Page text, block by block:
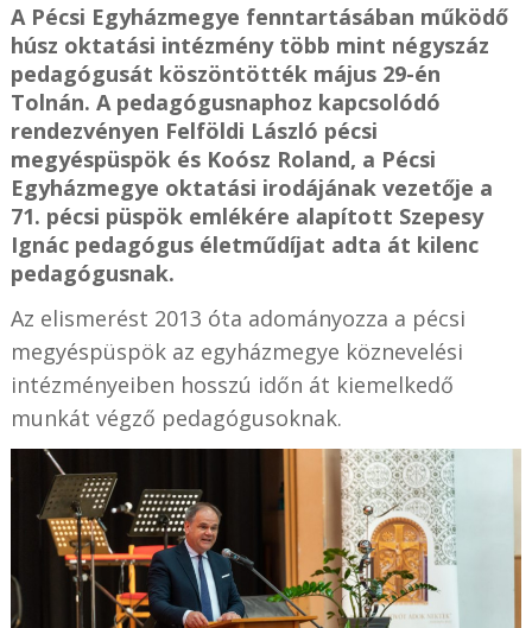
A Pécsi Egyházmegye fenntartásában működő
húsz oktatási intézmény több mint négyszáz
pedagógusát köszöntötték május 29-én
Tolnán. A pedagógusnaphoz kapcsolódó
rendezvényen Felföldi László pécsi
megyéspüspök és Koósz Roland, a Pécsi
Egyházmegye oktatási irodájának vezetője a
71. pécsi püspök emlékére alapított Szepesy
Ignác pedagógus életműdíjat adta át kilenc
pedagógusnak.
Az elismerést 2013 óta adományozza a pécsi
megyéspüspök az egyházmegye köznevelési
intézményeiben hosszú időn át kiemelkedő
munkát végző pedagógusoknak.